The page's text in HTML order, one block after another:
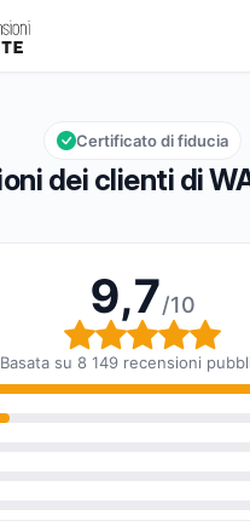
9,7 su 10
10
dei clienti di
Certificato di fiducia
9,7/10
Valutazione
Basata su 8 149 recensioni